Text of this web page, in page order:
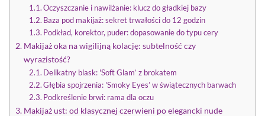
Oczyszczanie i nawilżanie: klucz do gładkiej bazy
Baza pod makijaż: sekret trwałości do 12 godzin
Podkład, korektor, puder: dopasowanie do typu cery
Makijaż oka na wigilijną kolację: subtelność czy
wyrazistość?
Delikatny blask: 'Soft Glam’ z brokatem
Głębia spojrzenia: 'Smoky Eyes’ w świątecznych barwach
Podkreślenie brwi: rama dla oczu
Makijaż ust: od klasycznej czerwieni po elegancki nude